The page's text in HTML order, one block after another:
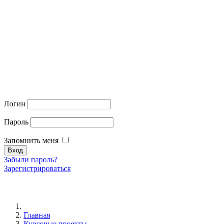
Логин
Пароль
Запомнить меня
Забыли пароль?
Зарегистрироваться
Главная